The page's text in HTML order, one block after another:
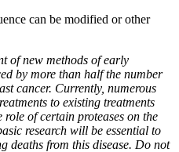
can be modified or other
of new methods of early
by more than half the number
cancer. Currently, numerous
to existing treatments
of certain proteases on the
research will be essential to
deaths from this disease. Do not